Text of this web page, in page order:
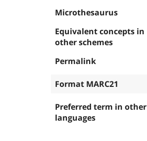
Microthesaurus
Equivalent concepts in
other schemes
Permalink
Format MARC21
Preferred term in other
languages